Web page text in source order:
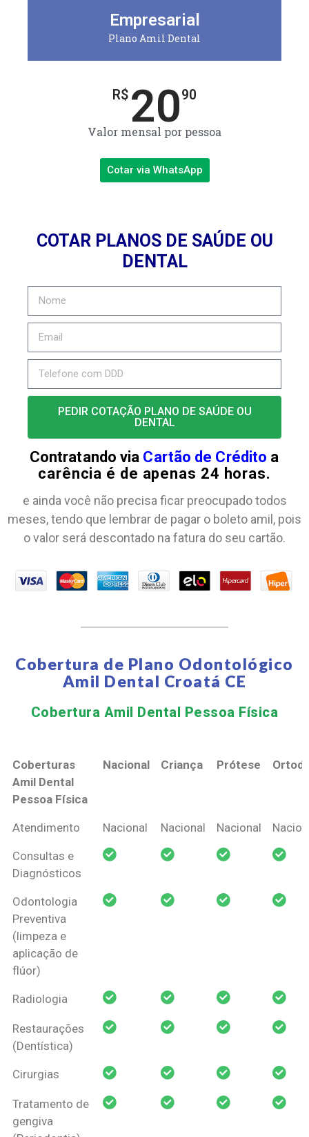
Empresarial
Plano Amil Dental
R$ 2090
Valor mensal por pessoa
Cotar via WhatsApp
COTAR PLANOS DE SAÚDE OU
DENTAL
PEDIR COTAÇÃO PLANO DE SAÚDE OU
DENTAL
Contratando via Cartão de Crédito a
carência é de apenas 24 horas.
e ainda você não precisa ficar preocupado todos
meses, tendo que lembrar de pagar o boleto amil, pois
o valor será descontado na fatura do seu cartão.
Cobertura de Plano Odontológico
Amil Dental Croatá CE
Cobertura Amil Dental Pessoa Física​
Coberturas
Amil Dental
Pessoa Física
Nacional Criança Prótese
Coberturas
Pessoa Física
Nacional Criança Prótese
Atendimento Nacional Nacional Nacional
Consultas e
Diagnósticos
Odontologia
Preventiva
(limpeza e
aplicação de
flúor)
Radiologia
Restaurações
(Dentística)
Cirurgias
Tratamento de
gengiva